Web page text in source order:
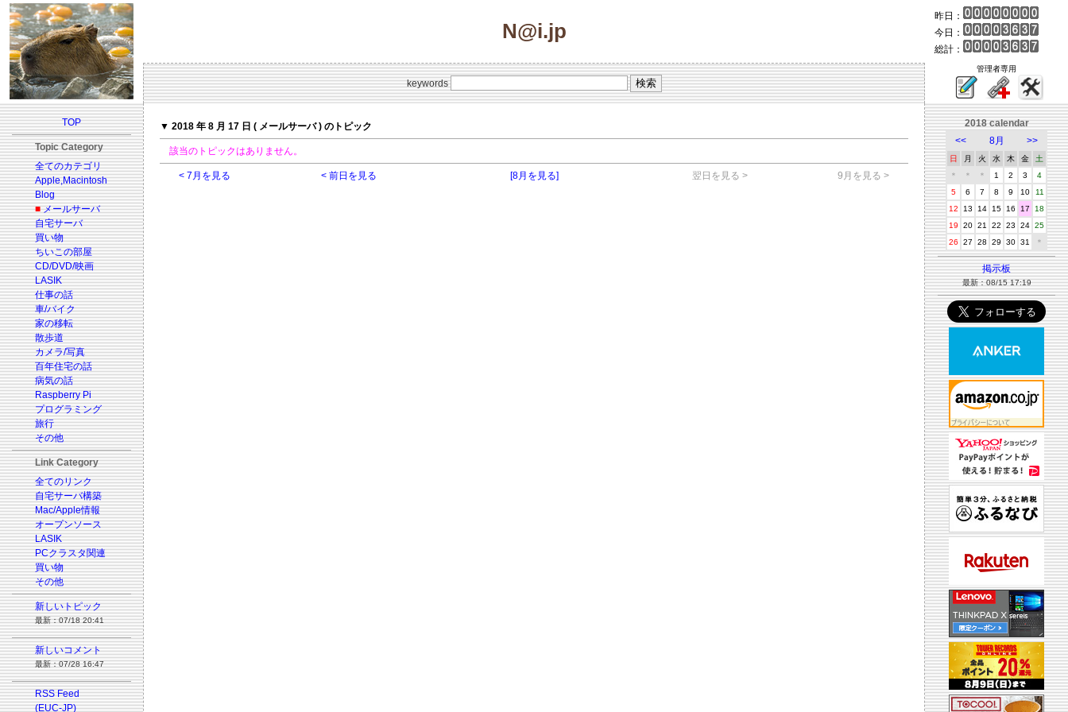
N@i.jp
昨日：
今日：
総計：
keywords
管理者専用
TOP
Topic Category
全てのカテゴリ
Apple,Macintosh
Blog
■ メールサーバ
自宅サーバ
買い物
ちいこの部屋
CD/DVD/映画
LASIK
仕事の話
車/バイク
家の移転
散歩道
カメラ/写真
百年住宅の話
病気の話
Raspberry Pi
プログラミング
旅行
その他
Link Category
全てのリンク
自宅サーバ構築
Mac/Apple情報
オープンソース
LASIK
PCクラスタ関連
買い物
その他
新しいトピック
最新：07/18 20:41
新しいコメント
最新：07/28 16:47
RSS Feed
(EUC-JP)
▼ 2018 年 8 月 17 日 ( メールサーバ ) のトピック
該当のトピックはありません。
< 7月を見る < 前日を見る [8月を見る] 翌日を見る > 9月を見る >
2018 calendar
<<
8月 >>
日 月 火 水 木 金
土
＊
＊ ＊ 1 2 3
4
5
6 7 8 9 10
11
12
13 14 15 16 17
18
19
20 21 22 23 24 25
26
27 28 29 30 31 ＊
掲示板
最新：08/15 17:19